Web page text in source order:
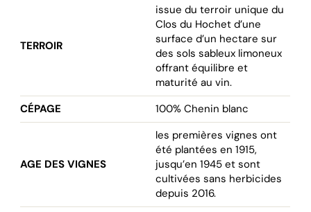
TERROIR
issue du terroir unique du
Clos du Hochet d’une
surface d’un hectare sur
des sols sableux limoneux
offrant équilibre et
maturité au vin.
CÉPAGE
100% Chenin blanc
AGE DES VIGNES
les premières vignes ont
été plantées en 1915,
jusqu’en 1945 et sont
cultivées sans herbicides
depuis 2016.